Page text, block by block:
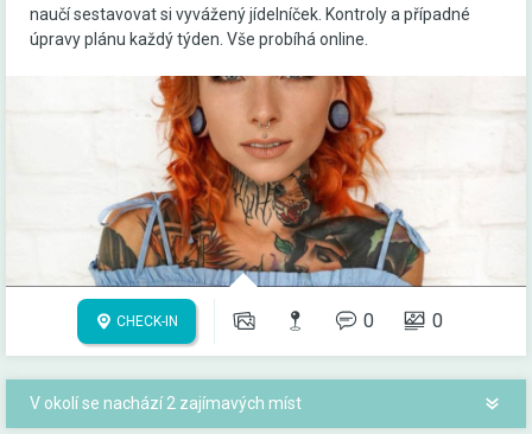
naučí sestavovat si vyvážený jídelníček. Kontroly a případné
úpravy plánu každý týden. Vše probíhá online.
CHECK-IN 0 0
V okolí se nachází 2 zajímavých míst